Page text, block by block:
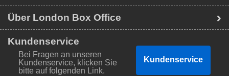
Über London Box Office
Kundenservice
Bei Fragen an unseren
Kundenservice, klicken Sie
bitte auf folgenden Link.
Kundenservice